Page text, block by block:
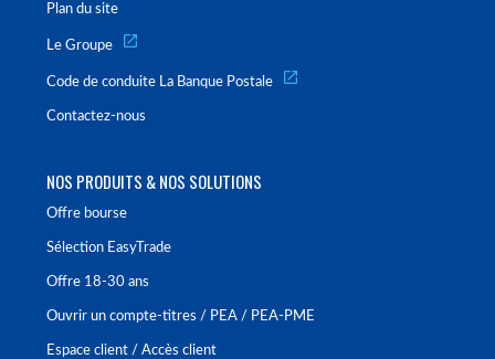
Plan du site
Le Groupe
Code de conduite La Banque Postale
Contactez-nous
NOS PRODUITS & NOS SOLUTIONS
Offre bourse
Sélection EasyTrade
Offre 18-30 ans
Ouvrir un compte-titres / PEA / PEA-PME
Espace client / Accès client